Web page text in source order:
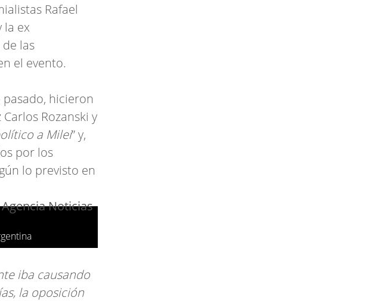
Rafael
la ex
las
el evento.
hicieron
Rozanski y
a Milei” y,
por los
lo previsto en
iba causando
la oposición